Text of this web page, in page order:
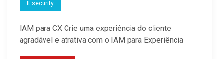
It security
IAM para CX Crie uma experiência do cliente
agradável e atrativa com o IAM para Experiência